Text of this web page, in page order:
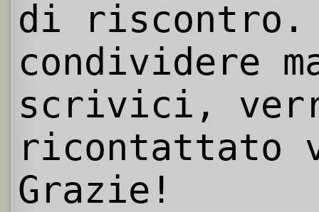
di riscontro.
condividere
scrivici,
ricontattato
Grazie!